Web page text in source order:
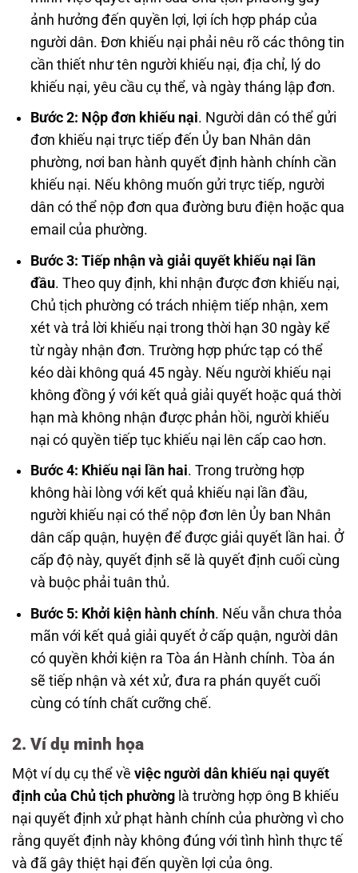
ảnh hưởng đến quyền lợi, lợi ích hợp pháp của
người dân. Đơn khiếu nại phải nêu rõ các thông tin
cần thiết như tên người khiếu nại, địa chỉ, lý do
khiếu nại, yêu cầu cụ thể, và ngày tháng lập đơn.
Bước 2: Nộp đơn khiếu nại. Người dân có thể gửi
đơn khiếu nại trực tiếp đến Ủy ban Nhân dân
phường, nơi ban hành quyết định hành chính cần
khiếu nại. Nếu không muốn gửi trực tiếp, người
dân có thể nộp đơn qua đường bưu điện hoặc qua
email của phường.
Bước 3: Tiếp nhận và giải quyết khiếu nại lần
đầu. Theo quy định, khi nhận được đơn khiếu nại,
Chủ tịch phường có trách nhiệm tiếp nhận, xem
xét và trả lời khiếu nại trong thời hạn 30 ngày kể
từ ngày nhận đơn. Trường hợp phức tạp có thể
kéo dài không quá 45 ngày. Nếu người khiếu nại
không đồng ý với kết quả giải quyết hoặc quá thời
hạn mà không nhận được phản hồi, người khiếu
nại có quyền tiếp tục khiếu nại lên cấp cao hơn.
Bước 4: Khiếu nại lần hai. Trong trường hợp
không hài lòng với kết quả khiếu nại lần đầu,
người khiếu nại có thể nộp đơn lên Ủy ban Nhân
dân cấp quận, huyện để được giải quyết lần hai. Ở
cấp độ này, quyết định sẽ là quyết định cuối cùng
và buộc phải tuân thủ.
Bước 5: Khởi kiện hành chính. Nếu vẫn chưa thỏa
mãn với kết quả giải quyết ở cấp quận, người dân
có quyền khởi kiện ra Tòa án Hành chính. Tòa án
sẽ tiếp nhận và xét xử, đưa ra phán quyết cuối
cùng có tính chất cưỡng chế.
2. Ví dụ minh họa
Một ví dụ cụ thể về việc người dân khiếu nại quyết
định của Chủ tịch phường là trường hợp ông B khiếu
nại quyết định xử phạt hành chính của phường vì cho
rằng quyết định này không đúng với tình hình thực tế
và đã gây thiệt hại đến quyền lợi của ông.